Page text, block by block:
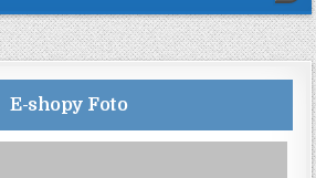
E-shopy Foto